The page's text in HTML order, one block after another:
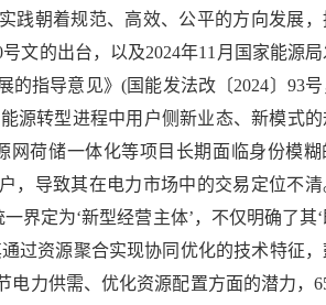
践朝着规范、高效、公平的方向发展，
文的出台，以及2024年11月国家能源
的指导意见》(国能发法改〔2024〕93
源转型进程中用户侧新业态、新模式
网荷储一体化等项目长期面临身份模糊
导致其在电力市场中的交易定位不清
界定为‘新型经营主体’，不仅明确了其
过资源聚合实现协同优化的技术特征
电力供需、优化资源配置方面的潜力，